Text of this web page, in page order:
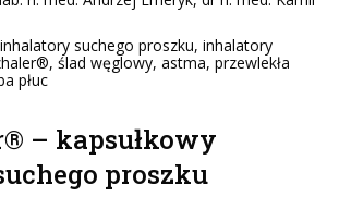
inhalatory suchego proszku, inhalatory
ślad węglowy, astma, przewlekła
płuc
– kapsułkowy
proszku